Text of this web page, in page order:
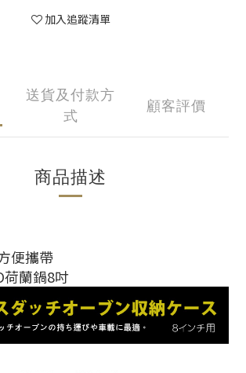
加入追蹤清單
送貨及付款方
式
顧客評價
商品描述
便攜帶
蘭鍋8吋